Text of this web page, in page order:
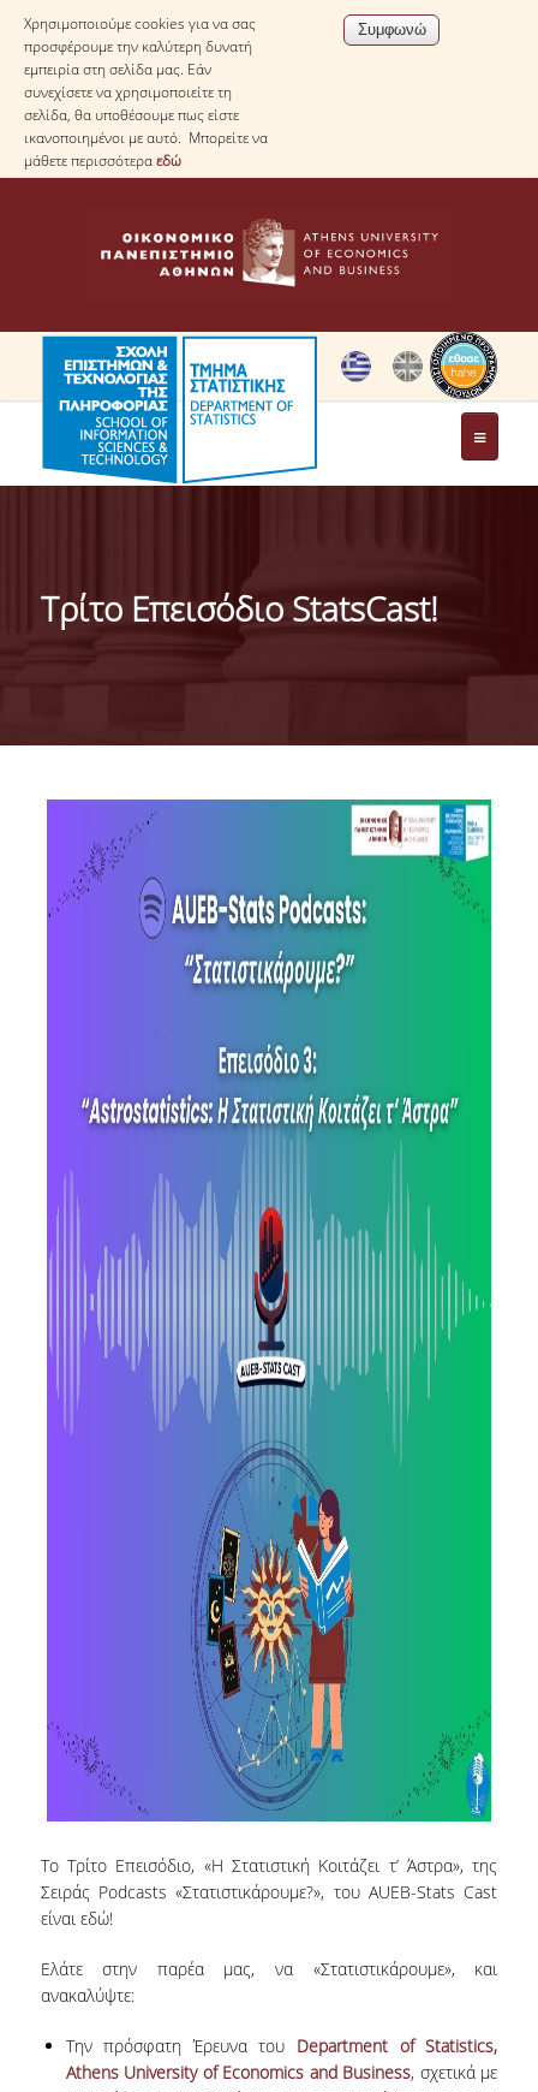
Χρησιμοποιούμε cookies για να σας
προσφέρουμε την καλύτερη δυνατή
εμπειρία στη σελίδα μας. Εάν
συνεχίσετε να χρησιμοποιείτε τη
σελίδα, θα υποθέσουμε πως είστε
ικανοποιημένοι με αυτό. Μπορείτε να
μάθετε περισσότεραεδώ
ΤΟ ΤΜΗΜΑ
ΔΙΟΙΚΗΣΗ ΤΟΥ ΤΜΗΜΑΤΟΣ
QSRANKINGS 2022
ACADEMIC REPUTATION QS2022
ΔΡΑΣΕΙΣ
ΕΡΓΑΣΤΗΡΙΑ
ΠΙΘΑΝΟΤΗΤΩΝ ΚΑΙ ΑΝΑΛΥΣΗΣ ΔΕΔΟΜΕΝΩΝ
ΕΡΓΑΣΤΗΡΙΟ ΣΤΑΤΙΣΤΙΚΗΣ ΜΕΘΟΔΟΛΟΓΙΑΣ
ΕΡΓΑΣΤΗΡΙΟ ΥΠΟΛΟΓΙΣΤΙΚΗΣ ΚΑΙ
ΜΠΕΫΖΙΑΝΗΣ ΣΤΑΤΙΣΤΙΚΗΣ
ΕΡΓΑΣΤΗΡΙΟ ΣΤΟΧΑΣΤΙΚΗΣ
ΜΟΝΤΕΛΟΠΟΙΗΣΗΣ ΚΑΙ ΕΦΑΡΜΟΓΩΝ
ΥΠΗΡΕΣΙΑ ΣΥΜΒΟΥΛΟΥ ΨΥΧΙΚΗΣ ΥΓΕΙΑΣ
CALENDARS
EVENT CALENDAR
CALENDAR ΕΡΓΑΣΤΗΡΙΟΥ ΑΝΤΩΝΙΑΔΟΥ
SOCIAL MEDIA
ΣΧΟΛΗ ΕΠΙΣΤΗΜΩΝ ΚΑΙ ΤΕΧΝΟΛΟΓΙΑΣ ΤΗΣ
ΠΛΗΡΟΦΟΡΙΑΣ
ΑΝΘΡΩΠΙΝΟ ΔΥΝΑΜΙΚΟ
ΜΕΛΗ ΔΕΠ
ΕΡΓΑΣΤΗΡΙΑΚΟ ΔΙΔΑΚΤΙΚΟ ΠΡΟΣΩΠΙΚΟ
ΕΙΔΙΚΟ ΤΕΧΝΙΚΟ ΕΡΓΑΣΤΗΡΙΑΚΟ ΠΡΟΣΩΠΙΚΟ
(Ε.Τ.Ε.Π)
ΔΙΟΙΚΗΤΙΚΟ ΠΡΟΣΩΠΙΚΟ
ΕΠΙΤΙΜΟΙ ΔΙΔΑΚΤΟΡΕΣ
ΑΠΟΧΩΡΗΣΑΝΤΕΣ ΚΑΘΗΓΗΤΕΣ
Τρίτο Επεισόδιο StatsCast!
Το Τρίτο Επεισόδιο, «Η Στατιστική Κοιτάζει τ’ Άστρα», της
Σειράς Podcasts «Στατιστικάρουμε?», του AUEB-Stats Cast
είναι εδώ!
Ελάτε στην παρέα μας, να «Στατιστικάρουμε», και
ανακαλύψτε:
Την πρόσφατη Έρευνα του Department of Statistics,
Athens University of Economics and Business, σχετικά με